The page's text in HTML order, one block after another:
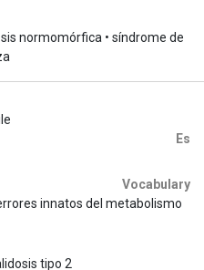
normomórfica • síndrome de
Es
Vocabulary
innatos del metabolismo
tipo 2